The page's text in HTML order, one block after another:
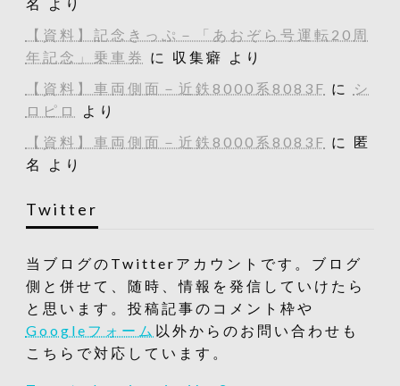
【資料】記念きっぷ－「あおぞら号運転20周
年記念」乗車券 に 収集癖 より
【資料】車両側面－近鉄8000系8083F に
シ
ロピロ
より
【資料】車両側面－近鉄8000系8083F に 匿
名
より
Twitter
当ブログのTwitterアカウントです。ブログ
側と併せて、随時、情報を発信していけたら
と思います。投稿記事のコメント枠や
Googleフォーム 以外からのお問い合わせも
こちらで対応しています。